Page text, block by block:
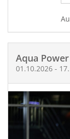
Aqua
01.10.2026 -